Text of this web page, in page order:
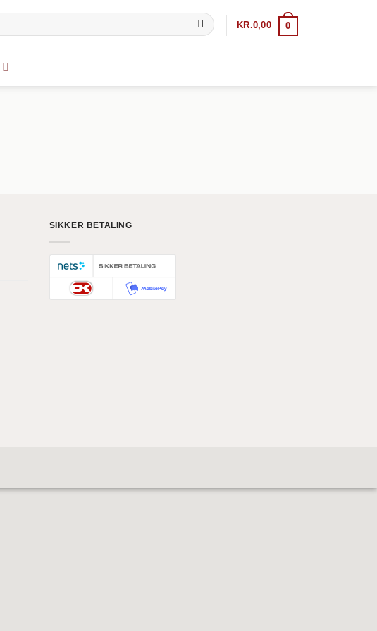
KR.0,00 0
SIKKER BETALING